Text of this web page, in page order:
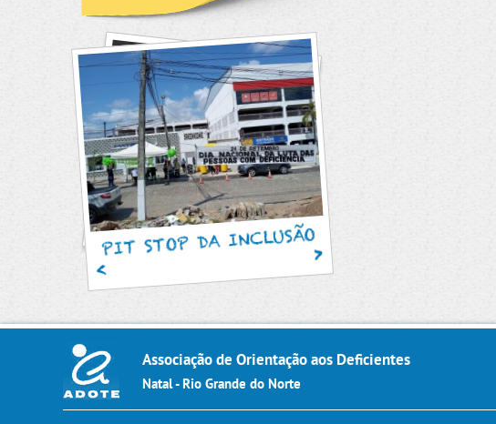
PIT STOP DA INCLUSÃO
Associação de Orientação aos Deficientes
Natal - Rio Grande do Norte